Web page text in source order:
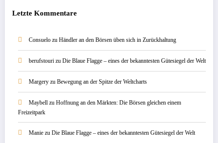
Letzte Kommentare
Consuelo zu Händler an den Börsen üben sich in Zurückhaltung
berufstouri zu Die Blaue Flagge – eines der bekanntesten Gütesiegel der Welt
Margery zu Bewegung an der Spitze der Weltcharts
Maybell zu Hoffnung an den Märkten: Die Börsen gleichen einem
Freizeitpark
Manie zu Die Blaue Flagge – eines der bekanntesten Gütesiegel der Welt